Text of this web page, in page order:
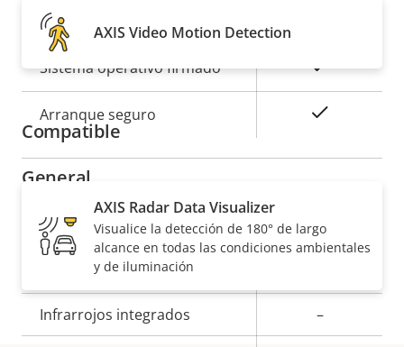
Seguridad
Descripción
de
propiedad
Valor de
la
Sistema operativo firmado Sí
Arranque seguro
General
Descripción
de
propiedad
Valor de
la
propiedad
Enfoque remoto –
Zoom remoto
Infrarrojos integrados –
AXIS Video Motion Detection
Compatible
AXIS Radar Data Visualizer
Visualice la detección de 180° de largo
alcance en todas las condiciones ambientales
y de iluminación